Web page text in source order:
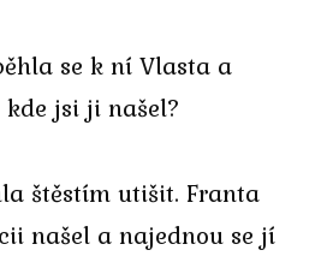
se k ní Vlasta a
jsi ji našel?
štěstím utišit. Franta
našel a najednou se jí